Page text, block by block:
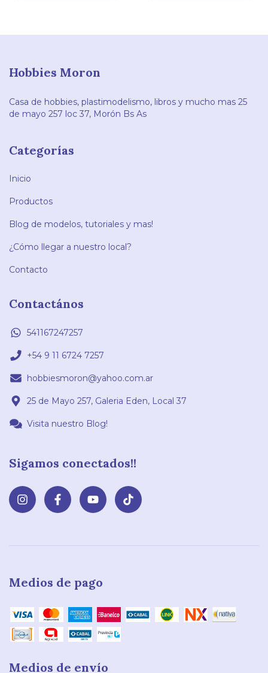
Hobbies Moron
Casa de hobbies, plastimodelismo, libros y mucho mas 25
de mayo 257 loc 37, Morón Bs As
Categorías
Inicio
Productos
Blog de modelos, tutoriales y mas!
¿Cómo llegar a nuestro local?
Contacto
Contactános
541167247257
+54 9 11 6724 7257
hobbiesmoron@yahoo.com.ar
25 de Mayo 257, Galeria Eden, Local 37
Visita nuestro Blog!
Sigamos conectados!!
Medios de pago
Medios de envío